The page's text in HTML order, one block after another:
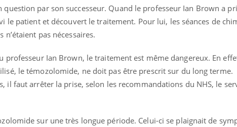
par son successeur. Quand le professeur Ian Brown a
le patient et découvert le traitement. Pour lui, les séances de
pas nécessaires.
professeur Ian Brown, le traitement est même dangereux. En
le témozolomide, ne doit pas être prescrit sur du long terme.
il faut arrêter la prise, selon les recommandations du NHS, le
sur une très longue période. Celui-ci se plaignait de